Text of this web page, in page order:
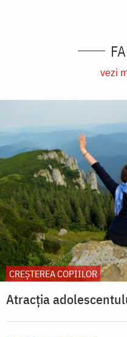
vezi
CREŞTEREA COPIILOR
Atracția